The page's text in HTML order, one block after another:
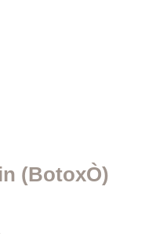
(BotoxÒ)